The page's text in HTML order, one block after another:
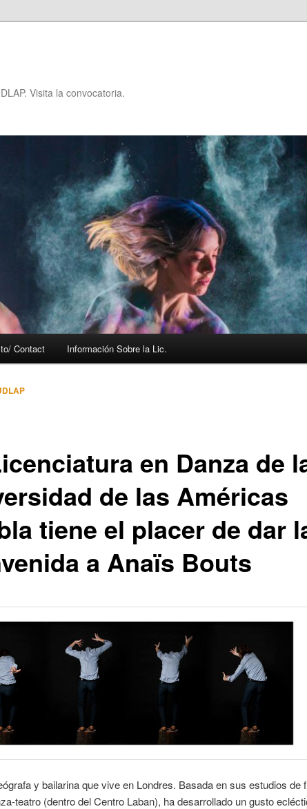
Visita la convocatoria.
Contact Información Sobre la Lic.
en Danza de
de las Américas
tiene el placer de dar
a Anaïs Bouts
y bailarina que vive en Londres. Basada en sus estudios de
teatro (dentro del Centro Laban), ha desarrollado un gusto